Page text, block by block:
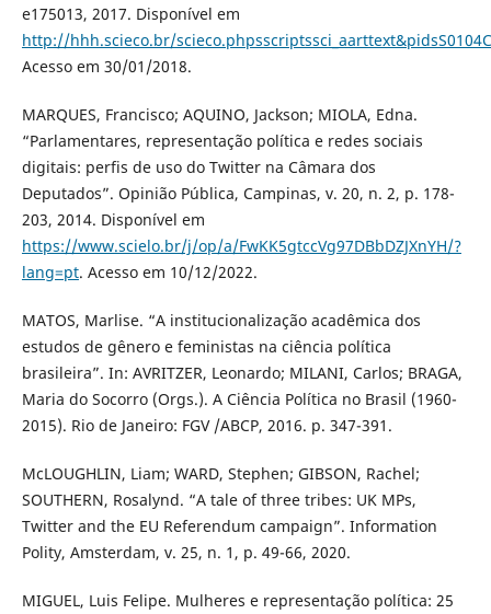
e175013, 2017. Disponível em
http://hhh.scieco.br/
Acesso em 30/01/2018.
MARQUES, Francisco; AQUINO, Jackson; MIOLA, Edna.
“Parlamentares, representação política e redes sociais
digitais: perfis de uso do Twitter na Câmara dos
Deputados”. Opinião Pública, Campinas, v. 20, n. 2, p. 178-
203, 2014. Disponível em
https://www.scielo.br/j/op/a/FwKK5gtccVg97DBbDZJXnYH/?
lang=pt. Acesso em 10/12/2022.
MATOS, Marlise. “A institucionalização acadêmica dos
estudos de gênero e feministas na ciência política
brasileira”. In: AVRITZER, Leonardo; MILANI, Carlos; BRAGA,
Maria do Socorro (Orgs.). A Ciência Política no Brasil (1960-
2015). Rio de Janeiro: FGV /ABCP, 2016. p. 347-391.
McLOUGHLIN, Liam; WARD, Stephen; GIBSON, Rachel;
SOUTHERN, Rosalynd. “A tale of three tribes: UK MPs,
Twitter and the EU Referendum campaign”. Information
Polity, Amsterdam, v. 25, n. 1, p. 49-66, 2020.
MIGUEL, Luis Felipe. Mulheres e representação política: 25